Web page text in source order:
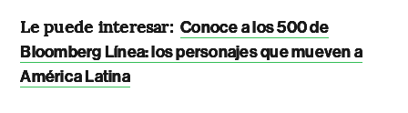
Le puede interesar: Conoce a los 500 de
Bloomberg Línea: los personajes que mueven a
América Latina